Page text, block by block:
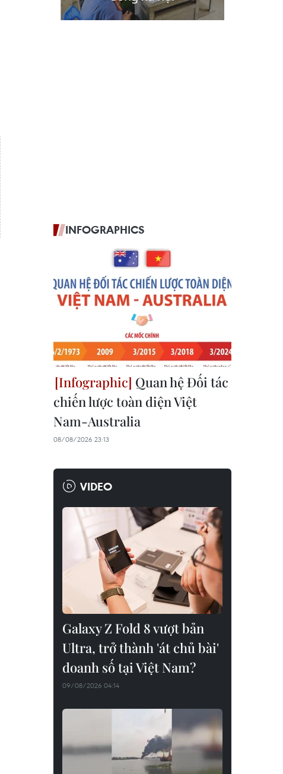
INFOGRAPHICS
Quan hệ Đối tác
chiến lược toàn diện Việt
Nam-Australia
08/08/2026 23:13
VIDEO
Galaxy Z Fold 8 vượt bản
Ultra, trở thành 'át chủ bài'
doanh số tại Việt Nam?
09/08/2026 04:14